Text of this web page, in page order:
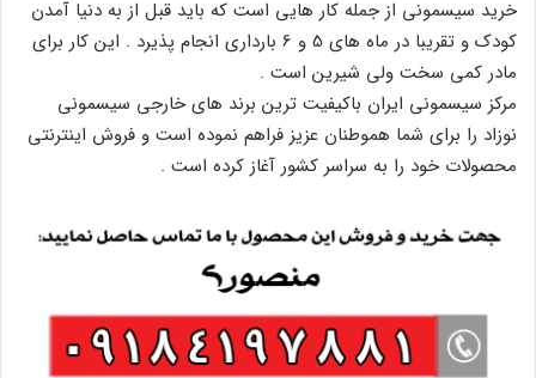
خرید سیسمونی از جمله کار هایی است که باید قبل از به دنیا آمدن
کودک و تقریبا در ماه های 5 و 6 بارداری انجام پذیرد . این کار برای
مادر کمی سخت ولی شیرین است .
مرکز سیسمونی ایران باکیفیت ترین برند های خارجی سیسمونی
نوزاد را برای شما هموطنان عزیز فراهم نموده است و فروش اینترنتی
محصولات خود را به سراسر کشور آغاز کرده است .